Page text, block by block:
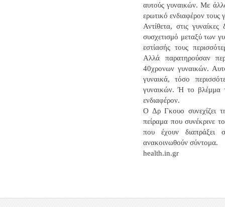
αυτούς γυναικών. Με
ερωτικό ενδιαφέρον τους
Αντίθετα, στις
συσχετισμό μεταξύ των
εστίασής τους
Αλλά παρατηρούσαν
40χρονων γυναικών.
γυναικά, τόσο
γυναικών. Ή το βλέμμα
ενδιαφέρον.
Ο Δρ Γκουο συνεχίζει
πείραμα που συνέκρινε
που έχουν διαπράξει
ανακοινωθούν σύντομα.
health.in.gr